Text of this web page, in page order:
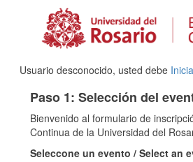
Usuario desconocido, usted debe
Paso 1: Selección del
Bienvenido al formulario de
Continua de la Universidad del
Seleccone un evento / Select an